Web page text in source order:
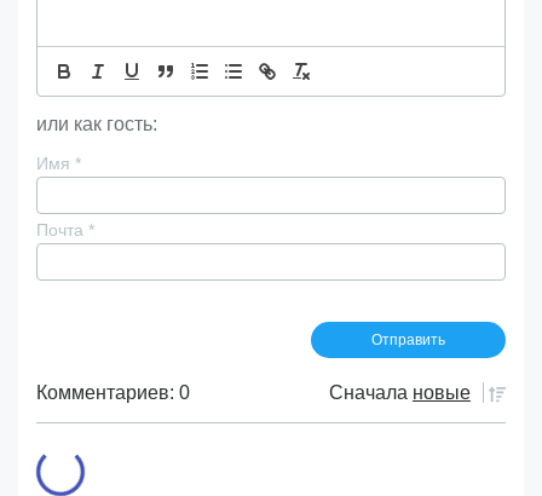
или как гость:
Имя *
Почта *
Комментариев: 0 Сначала новые